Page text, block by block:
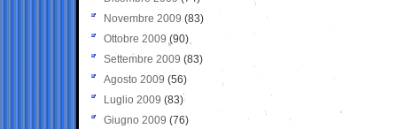
Novembre 2009 (83)
Ottobre 2009 (90)
Settembre 2009 (83)
Agosto 2009 (56)
Luglio 2009 (83)
Giugno 2009 (76)